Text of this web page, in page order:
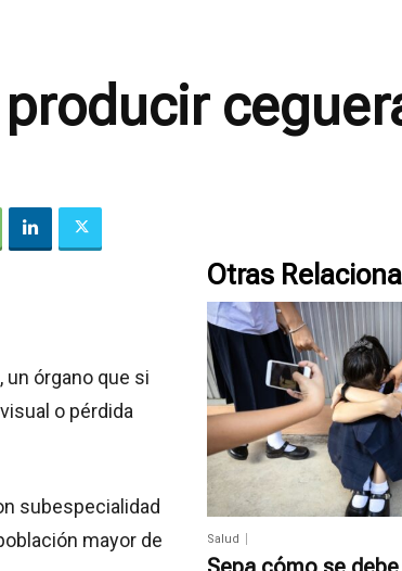
órgano que si
o pérdida
subespecialidad
mayor de
Otras
Salud